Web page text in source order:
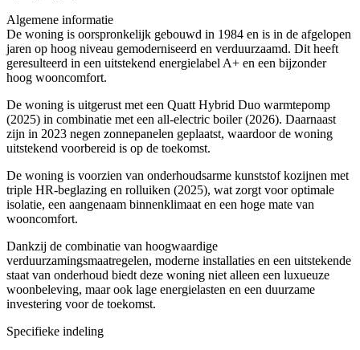
Algemene informatie
De woning is oorspronkelijk gebouwd in 1984 en is in de afgelopen
jaren op hoog niveau gemoderniseerd en verduurzaamd. Dit heeft
geresulteerd in een uitstekend energielabel A+ en een bijzonder
hoog wooncomfort.
De woning is uitgerust met een Quatt Hybrid Duo warmtepomp
(2025) in combinatie met een all-electric boiler (2026). Daarnaast
zijn in 2023 negen zonnepanelen geplaatst, waardoor de woning
uitstekend voorbereid is op de toekomst.
De woning is voorzien van onderhoudsarme kunststof kozijnen met
triple HR-beglazing en rolluiken (2025), wat zorgt voor optimale
isolatie, een aangenaam binnenklimaat en een hoge mate van
wooncomfort.
Dankzij de combinatie van hoogwaardige
verduurzamingsmaatregelen, moderne installaties en een uitstekende
staat van onderhoud biedt deze woning niet alleen een luxueuze
woonbeleving, maar ook lage energielasten en een duurzame
investering voor de toekomst.
Specifieke indeling